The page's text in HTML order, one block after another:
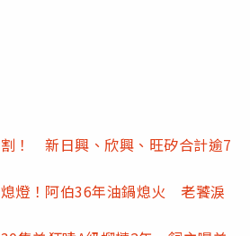
！ 新日興、欣興、旺矽合計逾7
燈！阿伯36年油鍋熄火 老饕淚